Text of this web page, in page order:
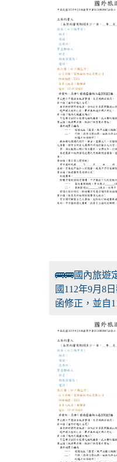
🚌🚌國內旅遊
國112年9月8
函修正，並自